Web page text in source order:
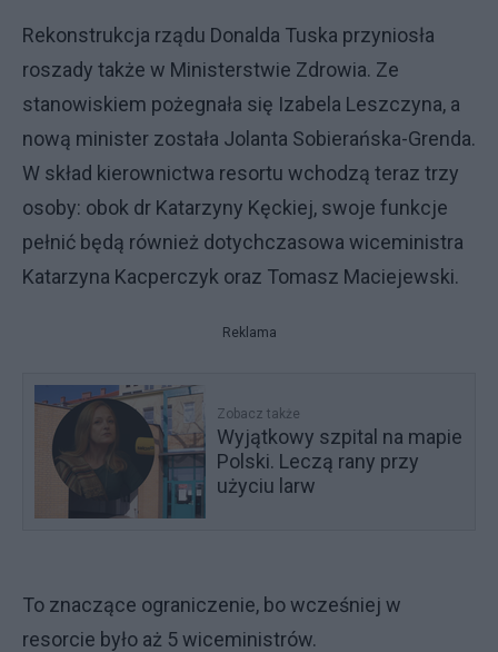
Rekonstrukcja rządu Donalda Tuska przyniosła
roszady także w Ministerstwie Zdrowia. Ze
stanowiskiem pożegnała się Izabela Leszczyna, a
nową minister została Jolanta Sobierańska-Grenda.
W skład kierownictwa resortu wchodzą teraz trzy
osoby: obok dr Katarzyny Kęckiej, swoje funkcje
pełnić będą również dotychczasowa wiceministra
Katarzyna Kacperczyk oraz Tomasz Maciejewski.
Reklama
Zobacz także
Wyjątkowy szpital na mapie
Polski. Leczą rany przy
użyciu larw
To znaczące ograniczenie, bo wcześniej w
resorcie było aż 5 wiceministrów.